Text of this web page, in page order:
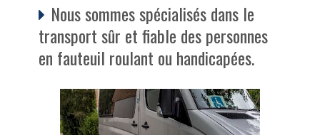
Nous sommes spécialisés dans le
transport sûr et fiable des personnes
en fauteuil roulant ou handicapées.